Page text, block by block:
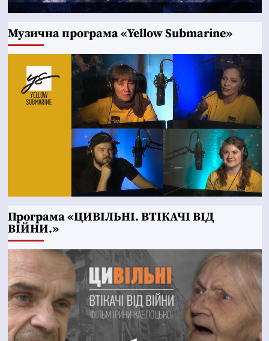
Музична програма «Yellow Submarine»
Програма «ЦИВІЛЬНІ. ВТІКАЧІ ВІД
ВІЙНИ.»